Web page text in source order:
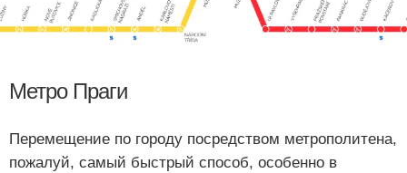
Метро Праги
Перемещение по городу посредством метрополитена,
пожалуй, самый быстрый способ, особенно в